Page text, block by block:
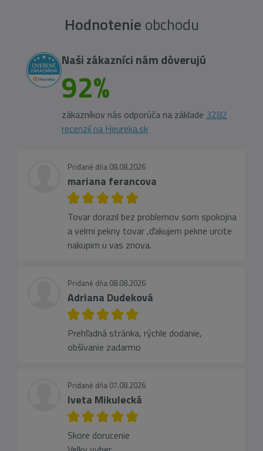
Hodnotenie obchodu
Naši zákazníci nám dôverujú
92%
zákazníkov nás odporúča na základe 3282
recenzií na Heureka.sk
Pridané dňa 08.08.2026
mariana ferancova
Tovar dorazil bez problemov som spokojna
a velmi pekny tovar ,ďakujem pekne urcite
nakupim u vas znova.
Pridané dňa 08.08.2026
Adriana Dudeková
Prehľadná stránka, rýchle dodanie,
obšívanie zadarmo
Pridané dňa 07.08.2026
Iveta Mikulecká
Skore dorucenie